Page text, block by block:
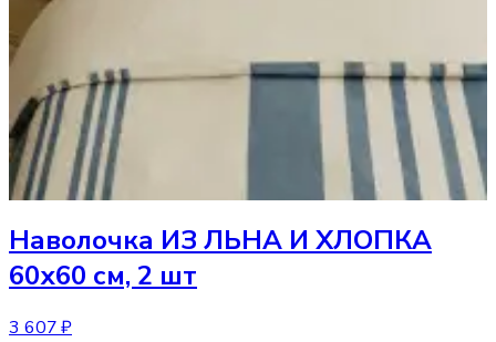
Наволочка ИЗ ЛЬНА И ХЛОПКА
60х60 см, 2 шт
3 607 ₽